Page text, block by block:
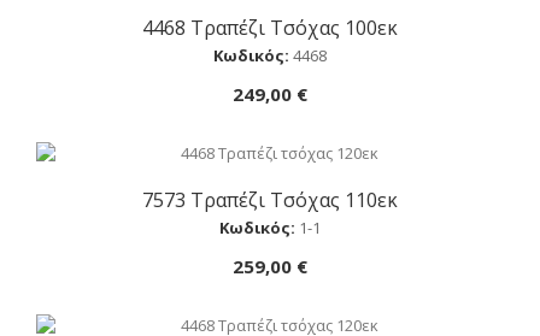
Αγορά
4468 Τραπέζι Τσόχας 100εκ
Κωδικός: 4468
249,00 €
Αγορά
7573 Τραπέζι Τσόχας 110εκ
Κωδικός: 1-1
259,00 €